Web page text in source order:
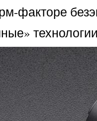
факторе